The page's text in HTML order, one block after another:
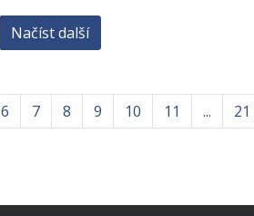
Načíst další
6 7 8 9 10 11 ... 21